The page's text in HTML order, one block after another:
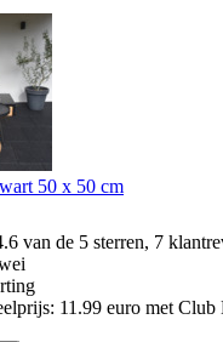
50 x 50 cm
van de 5 sterren, 7
11.99 euro met